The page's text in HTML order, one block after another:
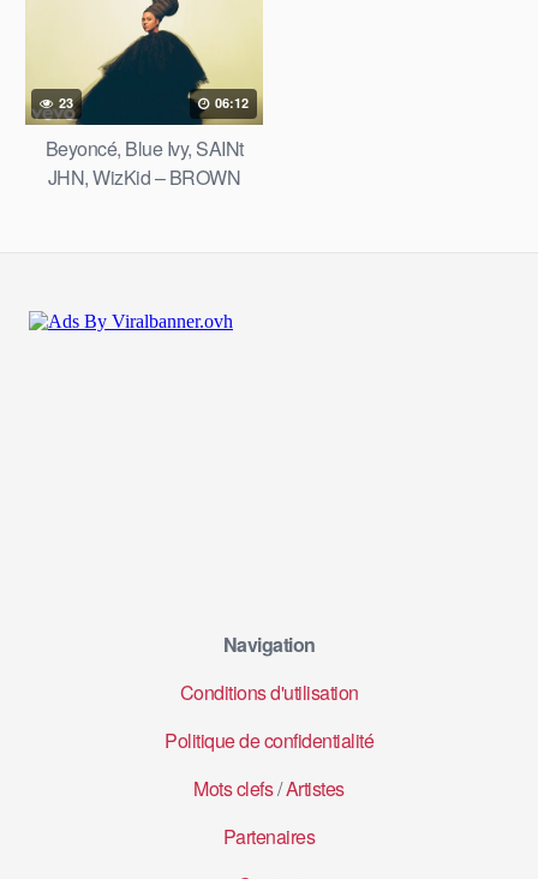
23 06:12
Beyoncé, Blue Ivy, SAINt
JHN, WizKid – BROWN
Navigation
Conditions d'utilisation
Politique de confidentialité
Mots clefs/Artistes
Partenaires